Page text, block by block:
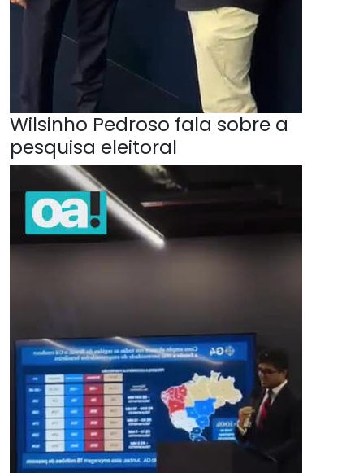
Wilsinho Pedroso fala sobre a
pesquisa eleitoral